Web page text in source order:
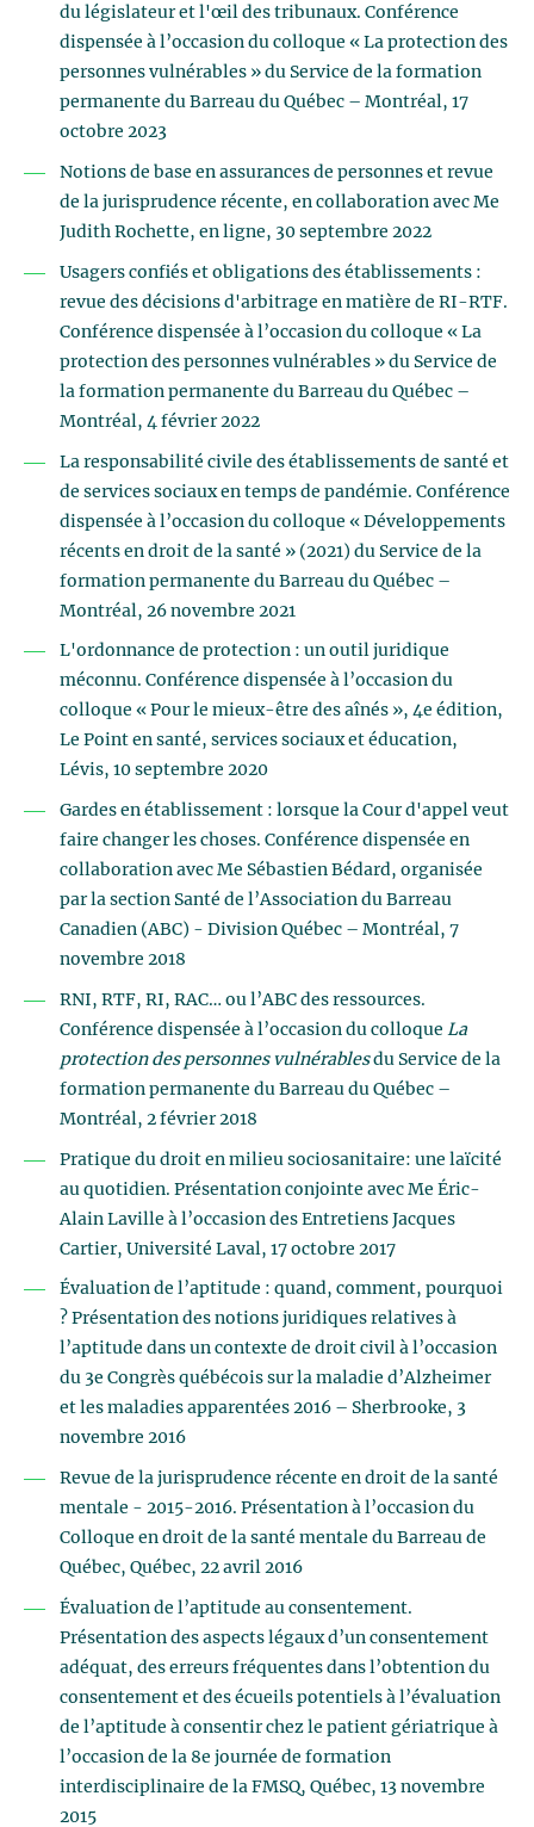
du législateur et l'œil des tribunaux. Conférence
dispensée à l’occasion du colloque « La protection des
personnes vulnérables » du Service de la formation
permanente du Barreau du Québec – Montréal, 17
octobre 2023
Notions de base en assurances de personnes et revue
de la jurisprudence récente, en collaboration avec Me
Judith Rochette, en ligne, 30 septembre 2022
Usagers confiés et obligations des établissements :
revue des décisions d'arbitrage en matière de RI-RTF.
Conférence dispensée à l’occasion du colloque « La
protection des personnes vulnérables » du Service de
la formation permanente du Barreau du Québec –
Montréal, 4 février 2022
La responsabilité civile des établissements de santé et
de services sociaux en temps de pandémie. Conférence
dispensée à l’occasion du colloque « Développements
récents en droit de la santé » (2021) du Service de la
formation permanente du Barreau du Québec –
Montréal, 26 novembre 2021
L'ordonnance de protection : un outil juridique
méconnu. Conférence dispensée à l’occasion du
colloque « Pour le mieux-être des aînés », 4e édition,
Le Point en santé, services sociaux et éducation,
Lévis, 10 septembre 2020
Gardes en établissement : lorsque la Cour d'appel veut
faire changer les choses. Conférence dispensée en
collaboration avec Me Sébastien Bédard, organisée
par la section Santé de l’Association du Barreau
Canadien (ABC) - Division Québec – Montréal, 7
novembre 2018
RNI, RTF, RI, RAC… ou l’ABC des ressources.
Conférence dispensée à l’occasion du colloque La
protection des personnes vulnérablesdu Service de la
formation permanente du Barreau du Québec –
Montréal, 2 février 2018
Pratique du droit en milieu sociosanitaire: une laïcité
au quotidien. Présentation conjointe avec Me Éric-
Alain Laville à l’occasion des Entretiens Jacques
Cartier, Université Laval, 17 octobre 2017
Évaluation de l’aptitude : quand, comment, pourquoi
? Présentation des notions juridiques relatives à
l’aptitude dans un contexte de droit civil à l’occasion
du 3e Congrès québécois sur la maladie d’Alzheimer
et les maladies apparentées 2016 – Sherbrooke, 3
novembre 2016
Revue de la jurisprudence récente en droit de la santé
mentale - 2015-2016. Présentation à l’occasion du
Colloque en droit de la santé mentale du Barreau de
Québec, Québec, 22 avril 2016
Évaluation de l’aptitude au consentement.
Présentation des aspects légaux d’un consentement
adéquat, des erreurs fréquentes dans l’obtention du
consentement et des écueils potentiels à l’évaluation
de l’aptitude à consentir chez le patient gériatrique à
l’occasion de la 8e journée de formation
interdisciplinaire de la FMSQ, Québec, 13 novembre
2015